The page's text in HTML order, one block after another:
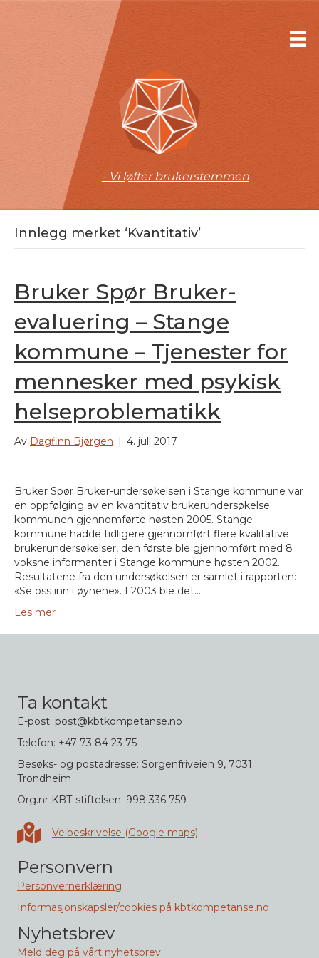
- Vi løfter brukerstemmen
Innlegg merket ‘Kvantitativ’
Bruker Spør Bruker-
evaluering – Stange
kommune – Tjenester for
mennesker med psykisk
helseproblematikk
Av Dagfinn Bjørgen | 4. juli 2017
Bruker Spør Bruker-undersøkelsen i Stange kommune var
en oppfølging av en kvantitativ brukerundersøkelse
kommunen gjennomførte høsten 2005. Stange
kommune hadde tidligere gjennomført flere kvalitative
brukerundersøkelser, den første ble gjennomført med 8
voksne informanter i Stange kommune høsten 2002.
Resultatene fra den undersøkelsen er samlet i rapporten:
«Se oss inn i øynene». I 2003 ble det…
Les mer
Ta kontakt
E-post: post@kbtkompetanse.no
Telefon: +47 73 84 23 75
Besøks- og postadresse: Sorgenfriveien 9, 7031
Trondheim
Org.nr KBT-stiftelsen: 998 336 759
Veibeskrivelse i Google maps
Veibeskrivelse (Google maps)
Personvern
Personvernerklæring
Informasjonskapsler/cookies på kbtkompetanse.no
Nyhetsbrev
Meld deg på vårt nyhetsbrev